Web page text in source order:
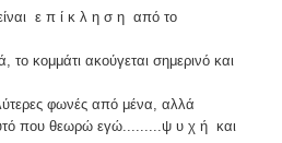
ε π ί κ λ η σ η από το
το κομμάτι ακούγεται σημερινό και
φωνές από μένα, αλλά
που θεωρώ εγώ.........ψ υ χ ή και